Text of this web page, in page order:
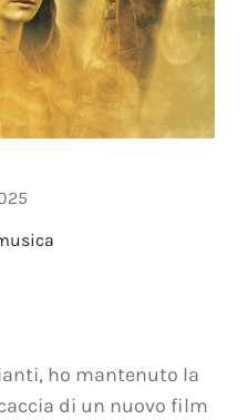
ho mantenuto la
di un nuovo film